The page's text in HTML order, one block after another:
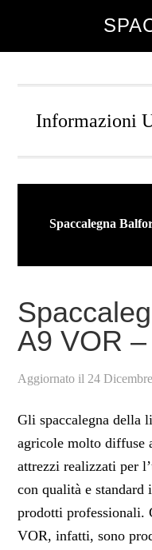
Informazioni
Spaccalegna
A9 VOR
Aggiornato il 24
Gli spaccalegna della
agricole molto
attrezzi realizzati per
con qualità e
prodotti professionali.
VOR, infatti, sono